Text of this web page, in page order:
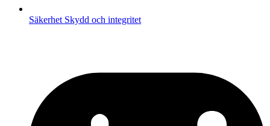
Säkerhet Skydd och integritet